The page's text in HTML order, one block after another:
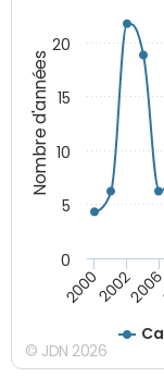
Nombre d'années
200020022006
0
5
10
15
20
© JDN 2026